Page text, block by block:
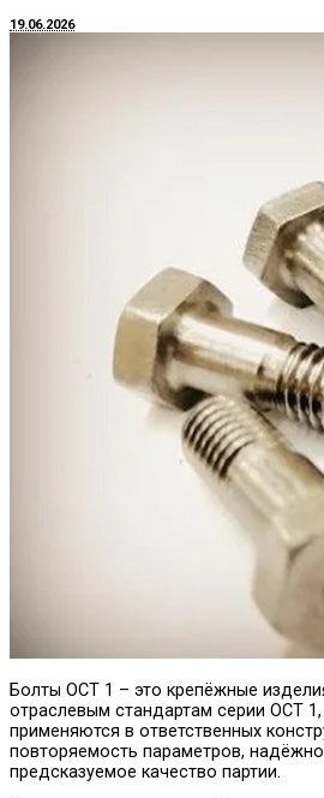
19.06.2026
Болты ОСТ 1 – это крепёжные
отраслевым стандартам серии ОСТ
применяются в ответственных
повторяемость параметров,
предсказуемое качество партии.